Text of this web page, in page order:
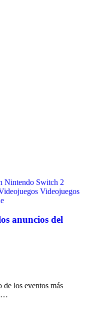
Nintendo Switch 2
Videojuegos
anuncios del
de los eventos más